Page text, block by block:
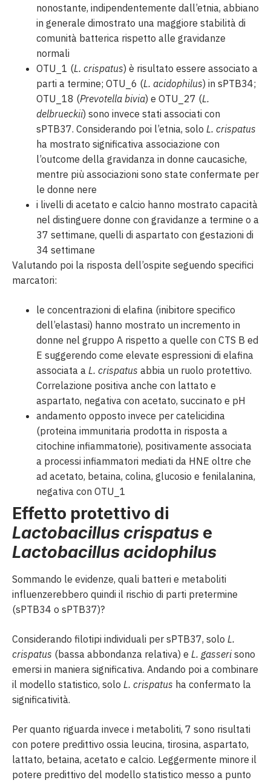
nonostante, indipendentemente dall’etnia, abbiano
in generale dimostrato una maggiore stabilità di
comunità batterica rispetto alle gravidanze
normali
OTU_1 (L. crispatus) è risultato essere associato a
parti a termine; OTU_6 (L. acidophilus) in sPTB34;
OTU_18 (Prevotella bivia) e OTU_27 (L.
delbrueckii) sono invece stati associati con
sPTB37. Considerando poi l’etnia, solo L. crispatus
ha mostrato significativa associazione con
l’outcome della gravidanza in donne caucasiche,
mentre più associazioni sono state confermate per
le donne nere
i livelli di acetato e calcio hanno mostrato capacità
nel distinguere donne con gravidanze a termine o a
37 settimane, quelli di aspartato con gestazioni di
34 settimane
Valutando poi la risposta dell’ospite seguendo specifici
marcatori:
le concentrazioni di elafina (inibitore specifico
dell’elastasi) hanno mostrato un incremento in
donne nel gruppo A rispetto a quelle con CTS B ed
E suggerendo come elevate espressioni di elafina
associata a L. crispatus abbia un ruolo protettivo.
Correlazione positiva anche con lattato e
aspartato, negativa con acetato, succinato e pH
andamento opposto invece per catelicidina
(proteina immunitaria prodotta in risposta a
citochine infiammatorie), positivamente associata
a processi infiammatori mediati da HNE oltre che
ad acetato, betaina, colina, glucosio e fenilalanina,
negativa con OTU_1
Effetto protettivo di
Lactobacillus crispatus e
Lactobacillus acidophilus
Sommando le evidenze, quali batteri e metaboliti
influenzerebbero quindi il rischio di parti pretermine
(sPTB34 o sPTB37)?
Considerando filotipi individuali per sPTB37, solo L.
crispatus (bassa abbondanza relativa) e L. gasserisono
emersi in maniera significativa. Andando poi a combinare
il modello statistico, solo L. crispatus ha confermato la
significatività.
Per quanto riguarda invece i metaboliti, 7 sono risultati
con potere predittivo ossia leucina, tirosina, aspartato,
lattato, betaina, acetato e calcio. Leggermente minore il
potere predittivo del modello statistico messo a punto